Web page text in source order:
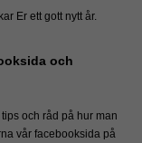
Er ett gott nytt år.
och
och råd på hur man
vår facebooksida på